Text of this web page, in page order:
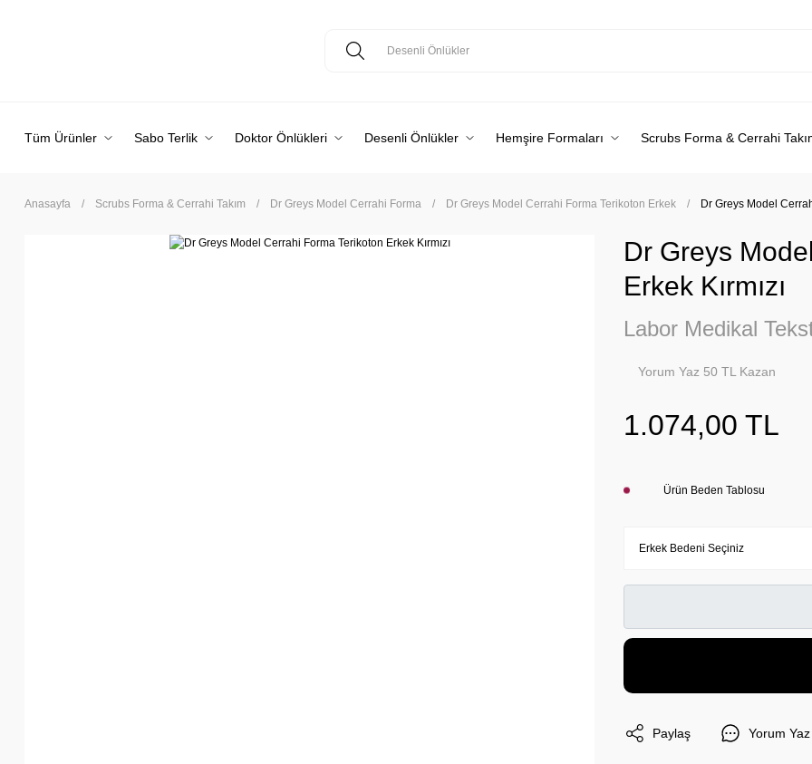
Tüm Ürünler Sabo Terlik Doktor Önlükleri Desenli Önlükler Hemşire Formaları Scrubs Forma & Cerrahi
Anasayfa Scrubs Forma & Cerrahi Takım Dr Greys Model Cerrahi Forma Dr Greys Model Cerrahi Forma Terikoton Erkek Dr Greys Model
Dr Greys
Erkek Kırmızı
Labor Medikal
Yorum Yaz 50 TL Kazan
1.074,00 TL
Ürün Beden Tablosu
Paylaş Yorum Yaz